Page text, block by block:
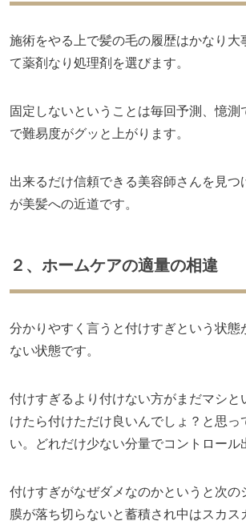
施術をやる上で髪の毛の履歴はかなり大
て薬剤なり処理剤を選びます。
固定しないということは毎回予測、憶測
で難易度がグッと上がります。
出来るだけ信頼できる美容師さんを見つ
が美髪への近道です。
２、ホームケアの適量の相違
分かりやすく言うと付けすぎという状態
ない状態です。
付けすぎるより付けない方がまだマシと
けたら付けただけ良いんでしょ？と思っ
い。どれだけ少ない分量でコントロール
付けすぎがなぜダメなのかというと次の
膜が落ち切らないと蓄積され中はスカス